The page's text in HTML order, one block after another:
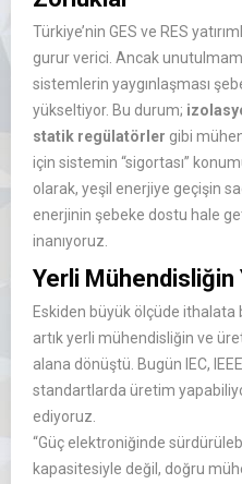
Türkiye’nin GES ve RES
gurur verici. Ancak
sistemlerin yaygınlaşması
yükseltiyor. Bu durum;
statik regülatörler gibi
için sistemin “sigortası”
olarak, yeşil enerjiye geçişin
enerjinin şebeke dostu hale
inanıyoruz.
Yerli Mühendisliğin
Eskiden büyük ölçüde ithalata
artık yerli mühendisliğin ve
alana dönüştü. Bugün IEC,
standartlarda üretim
ediyoruz.
“Güç elektroniğinde
kapasitesiyle değil, doğru